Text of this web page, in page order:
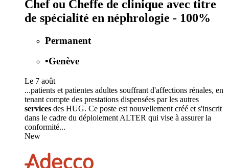
Chef ou Cheffe de clinique avec titre
de spécialité en néphrologie - 100%
Permanent
•Genève
Le 7 août
...patients et patientes adultes souffrant d'affections rénales, en
tenant compte des prestations dispensées par les autres
services des HUG. Ce poste est nouvellement créé et s'inscrit
dans le cadre du déploiement ALTER qui vise à assurer la
conformité...
New